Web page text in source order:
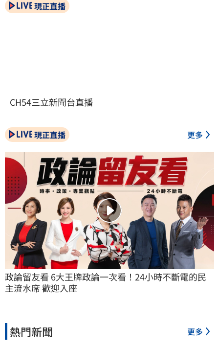
現正直播
CH54三立新聞台直播
現正直播 更多
政論留友看 6大王牌政論一次看！24小時不斷電的民
主流水席 歡迎入座
熱門新聞 更多